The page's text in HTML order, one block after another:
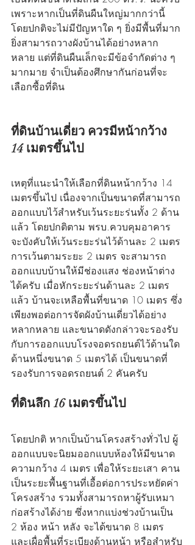
เพราะหากเป็นที่ดินผืนใหญ่มากกว่านี้
โดยปกติจะไม่มีปัญหาใด ๆ ยิ่งมีพื้นที่มาก
ยิ่งสามารถวางผังบ้านได้อย่างหลาก
หลาย แต่ที่ดินผืนเล็กจะมีข้อจำกัดต่าง ๆ
มากมาย จำเป็นต้องศึกษากันก่อนที่จะ
เลือกซื้อที่ดิน
ที่ดินบ้านเดี่ยว ควรมีหน้ากว้าง
14 เมตรขึ้นไป
เหตุที่แนะนำให้เลือกที่ดินหน้ากว้าง 14
เมตรขึ้นไป เนื่องจากเป็นขนาดที่สามารถ
ออกแบบไว้สำหรับเว้นระยะร่นทั้ง 2 ด้าน
แล้ว โดยปกติตาม พรบ.ควบคุมอาคาร
จะบังคับให้เว้นระยะร่นไว้ด้านละ 2 เมตร
การเว้นตามระยะ 2 เมตร จะสามารถ
ออกแบบบ้านให้มีช่องแสง ช่องหน้าต่าง
ได้ครับ เมื่อหักระยะร่นด้านละ 2 เมตร
แล้ว บ้านจะเหลือพื้นที่ขนาด 10 เมตร ซึ่ง
เพียงพอต่อการจัดผังบ้านเดี่ยวได้อย่าง
หลากหลาย และขนาดดังกล่าวจะรองรับ
กับการออกแบบโรงจอดรถยนต์ไว้ด้านใด
ด้านหนึ่งขนาด 5 เมตรได้ เป็นขนาดที่
รองรับการจอดรถยนต์ 2 คันครับ
ที่ดินลึก 16 เมตรขึ้นไป
โดยปกติ หากเป็นบ้านโครงสร้างทั่วไป ผู้
ออกแบบจะนิยมออกแบบห้องให้มีขนาด
ความกว้าง 4 เมตร เพื่อให้ระยะเสา คาน
เป็นระยะพื้นฐานที่เอื้อต่อการประหยัดค่า
โครงสร้าง รวมทั้งสามารถหาผู้รับเหมา
ก่อสร้างได้ง่าย ซึ่งหากแบ่งช่วงบ้านเป็น
2 ห้อง หน้า หลัง จะได้ขนาด 8 เมตร
และเผื่อพื้นที่ระเบียงด้านหน้า หรือสำหรับ